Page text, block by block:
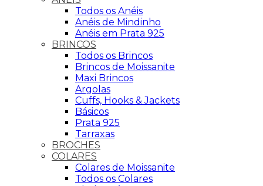
Todos os Anéis
Anéis de Mindinho
Anéis em Prata 925
BRINCOS
Todos os Brincos
Brincos de Moissanite
Maxi Brincos
Argolas
Cuffs, Hooks & Jackets
Básicos
Prata 925
Tarraxas
BROCHES
COLARES
Colares de Moissanite
Todos os Colares